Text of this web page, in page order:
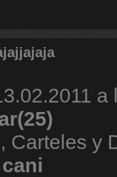
a
Carteles y
cani